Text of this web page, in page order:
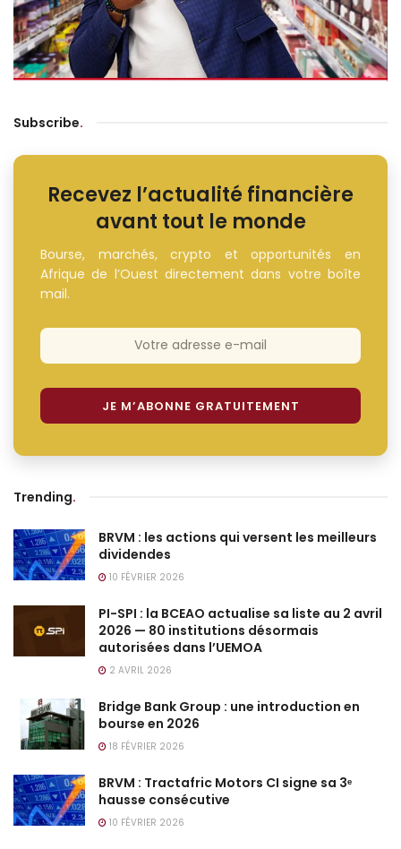
Subscribe.
Recevez l’actualité financière
avant tout le monde
Bourse, marchés, crypto et opportunités en
Afrique de l’Ouest directement dans votre boîte
mail.
Trending.
BRVM : les actions qui versent les meilleurs
dividendes
10 FÉVRIER 2026
PI-SPI : la BCEAO actualise sa liste au 2 avril
2026 — 80 institutions désormais
autorisées dans l’UEMOA
2 AVRIL 2026
Bridge Bank Group : une introduction en
bourse en 2026
18 FÉVRIER 2026
BRVM : Tractafric Motors CI signe sa 3ᵉ
hausse consécutive
10 FÉVRIER 2026